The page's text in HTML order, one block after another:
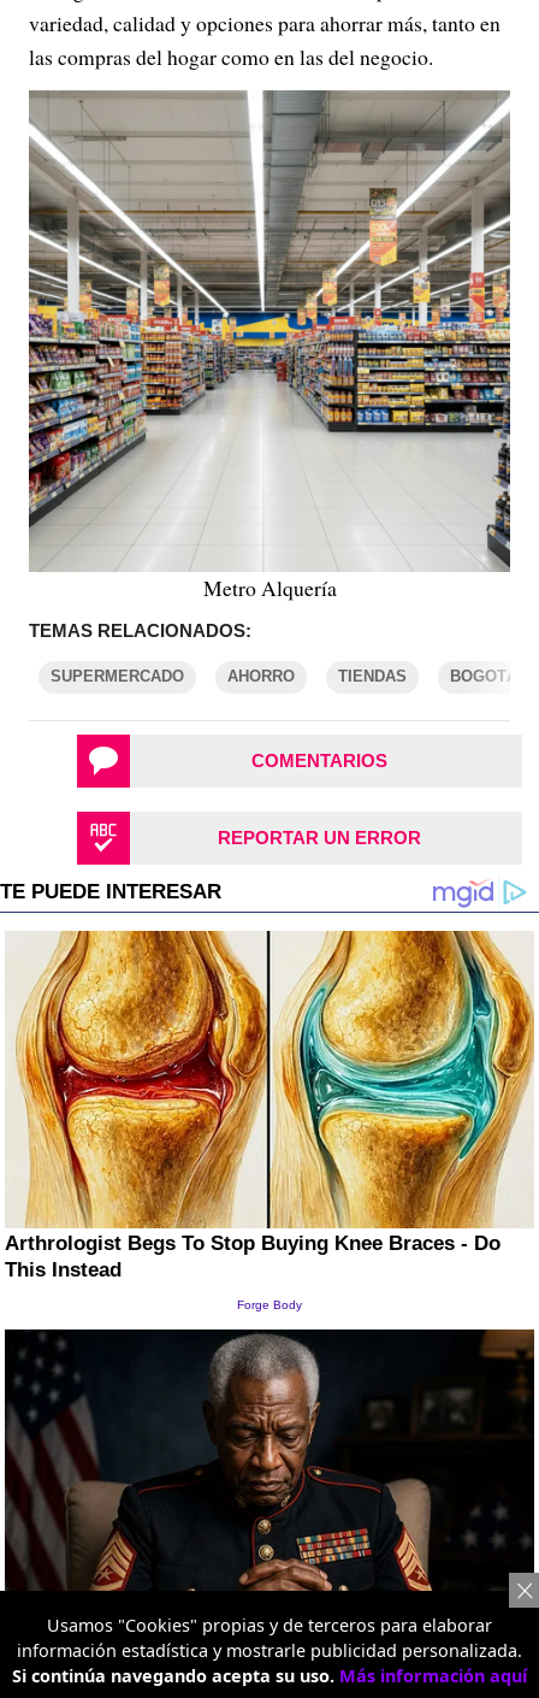
variedad, calidad y opciones para ahorrar más, tanto en
las compras del hogar como en las del negocio.
Metro Alquería
TEMAS RELACIONADOS:
SUPERMERCADO AHORRO TIENDAS BOGOTÁ
COMENTARIOS
REPORTAR UN ERROR
Usamos "Cookies" propias y de terceros para elaborar
información estadística y mostrarle publicidad personalizada.
Si continúa navegando acepta su uso. Más información aquí